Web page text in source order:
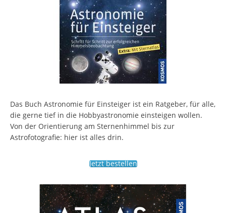
Das Buch Astronomie für Einsteiger ist ein Ratgeber, für alle,
die gerne tief in die Hobbyastronomie einsteigen wollen.
Von der Orientierung am Sternenhimmel bis zur
Astrofotografie: hier ist alles drin.
Jetzt bestellen